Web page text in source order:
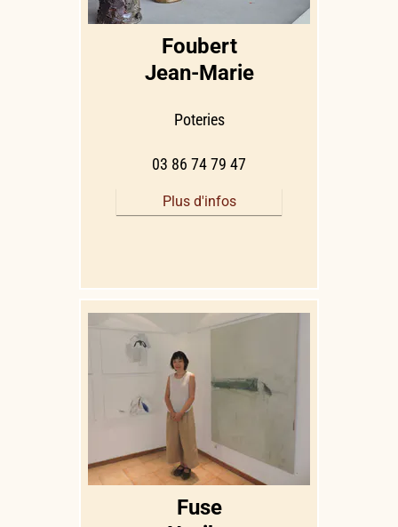
Foubert
Jean-Marie
Poteries
03 86 74 79 47
Plus d'infos
Fuse